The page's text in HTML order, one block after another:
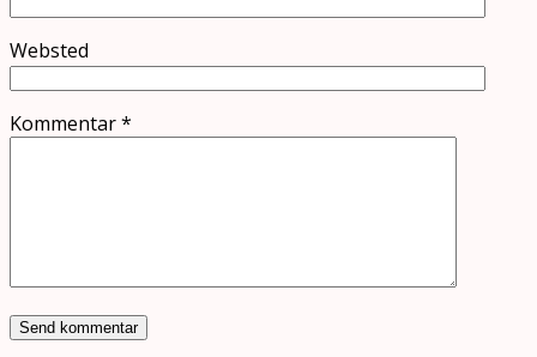
Websted
Kommentar*